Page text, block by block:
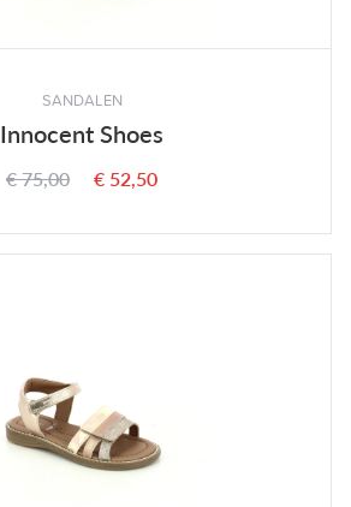
SANDALEN
Innocent Shoes
€ 75,00 € 52,50